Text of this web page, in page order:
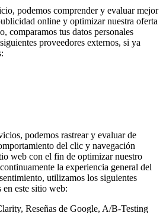
podemos comprender y evaluar mejor
online y optimizar nuestra oferta
comparamos tus datos personales
proveedores externos, si ya
podemos rastrear y evaluar de
del clic y navegación
web con el fin de optimizar nuestro
la experiencia general del
utilizamos los siguientes
en este sitio web:
Reseñas de Google, A/B-Testing